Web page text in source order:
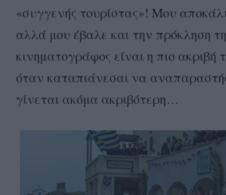
«συγγενής τουρίστας»! Μου
αλλά μου έβαλε και την πρόκληση
κινηματογράφος είναι η πιο ακριβή
όταν καταπιάνεσαι να
γίνεται ακόμα ακριβότερη…